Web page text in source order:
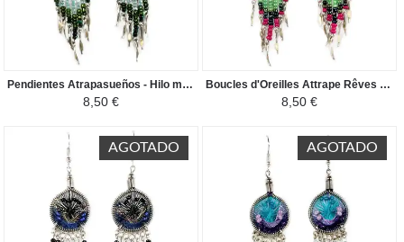
Pendientes Atrapasueños - Hilo morado, azul cielo y verde con rocallas
8,50 €
Boucles d'Oreilles Attrape Rêves - Perles de Rocailles - Turquoise / Fuchsia
8,50 €
AGOTADO AGOTADO